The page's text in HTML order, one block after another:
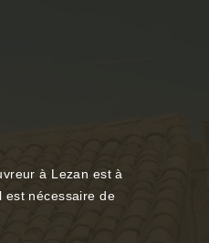
à Lezan est à
est nécessaire de